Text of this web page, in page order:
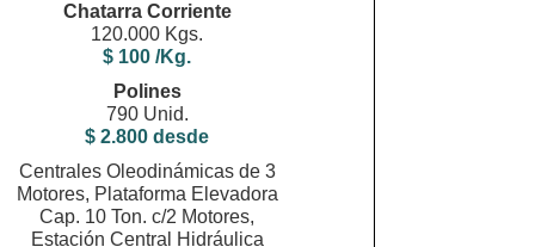
Chatarra Corriente
120.000 Kgs.
$ 100 /Kg.
Polines
790 Unid.
$ 2.800 desde
Centrales Oleodinámicas de 3
Motores, Plataforma Elevadora
Cap. 10 Ton. c/2 Motores,
Estación Central Hidráulica